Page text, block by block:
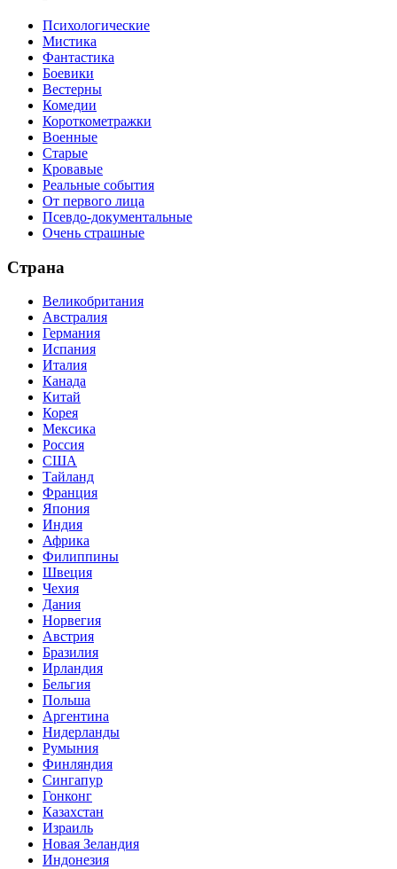
Психологические
Мистика
Фантастика
Боевики
Вестерны
Комедии
Короткометражки
Военные
Старые
Кровавые
Реальные события
От первого лица
Псевдо-документальные
Очень страшные
Страна
Великобритания
Австралия
Германия
Испания
Италия
Канада
Китай
Корея
Мексика
Россия
США
Тайланд
Франция
Япония
Индия
Африка
Филиппины
Швеция
Чехия
Дания
Норвегия
Австрия
Бразилия
Ирландия
Бельгия
Польша
Аргентина
Нидерланды
Румыния
Финляндия
Сингапур
Гонконг
Казахстан
Израиль
Новая Зеландия
Индонезия